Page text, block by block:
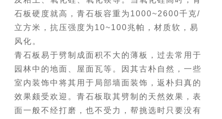
石板硬度就高，青石板容重为1000~2600千克/
立方米，抗压强度为10~100兆帕，材质软，易
风化。
青石板易于劈制成面积不大的薄板，过去常用于
园林中的地面、屋面瓦等。因其古朴自然，一些
室内装饰中将其用于局部墙面装饰，返朴归真的
效果颇受欢迎。青石板取其劈制的天然效果，表
面一般不经打磨，也不受力，帮挑选时只要没有